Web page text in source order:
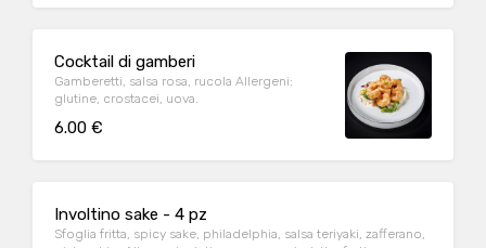
Cocktail di gamberi
Gamberetti, salsa rosa, rucola Allergeni:
glutine, crostacei, uova.
6.00 €
Involtino sake - 4 pz
Sfoglia fritta, spicy sake, philadelphia, salsa teriyaki, zafferano,